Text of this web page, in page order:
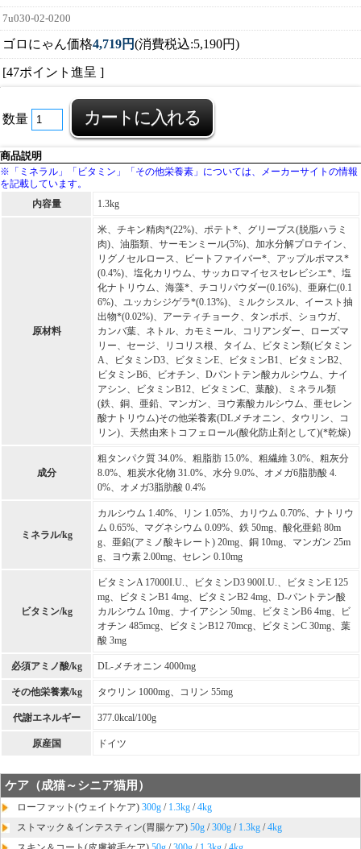
7u030-02-0200
ゴロにゃん価格4,719円(消費税込:5,190円)
[47ポイント進呈 ]
数量
商品説明
※「ミネラル」「ビタミン」「その他栄養素」については、メーカーサイトの情報
を記載しています。
内容量
1.3kg
原材料
米、チキン精肉*(22%)、ポテト*、グリーブス(脱脂ハラミ
肉)、油脂類、サーモンミール(5%)、加水分解プロテイン、
リグノセルロース、ビートファイバー*、アップルポマス*
(0.4%)、塩化カリウム、サッカロマイセスセレビシエ*、塩
化ナトリウム、海藻*、チコリパウダー(0.16%)、亜麻仁(0.1
6%)、ユッカシジゲラ*(0.13%)、ミルクシスル、イースト抽
出物*(0.02%)、アーティチョーク、タンポポ、ショウガ、
カンバ葉、ネトル、カモミール、コリアンダー、ローズマ
リー、セージ、リコリス根、タイム、ビタミン類(ビタミン
A、ビタミンD3、ビタミンE、ビタミンB1、ビタミンB2、
ビタミンB6、ビオチン、Dパントテン酸カルシウム、ナイ
アシン、ビタミンB12、ビタミンC、葉酸)、ミネラル類
(鉄、銅、亜鉛、マンガン、ヨウ素酸カルシウム、亜セレン
酸ナトリウム)その他栄養素(DLメチオニン、タウリン、コ
リン)、天然由来トコフェロール(酸化防止剤として)(*乾燥)
成分
粗タンパク質 34.0%、粗脂肪 15.0%、粗繊維 3.0%、粗灰分
8.0%、粗炭水化物 31.0%、水分 9.0%、オメガ6脂肪酸 4.
0%、オメガ3脂肪酸 0.4%
ミネラル/kg
カルシウム 1.40%、リン 1.05%、カリウム 0.70%、ナトリウ
ム 0.65%、マグネシウム 0.09%、鉄 50mg、酸化亜鉛 80m
g、亜鉛(アミノ酸キレート) 20mg、銅 10mg、マンガン 25m
g、ヨウ素 2.00mg、セレン 0.10mg
ビタミン/kg
ビタミンA 17000I.U.、ビタミンD3 900I.U.、ビタミンE 125
mg、ビタミンB1 4mg、ビタミンB2 4mg、D-パントテン酸
カルシウム 10mg、ナイアシン 50mg、ビタミンB6 4mg、ビ
オチン 485mcg、ビタミンB12 70mcg、ビタミンC 30mg、葉
酸 3mg
必須アミノ酸/kg DL-メチオニン 4000mg
その他栄養素/kg タウリン 1000mg、コリン 55mg
代謝エネルギー 377.0kcal/100g
原産国 ドイツ
ケア（成猫～シニア猫用）
ローファット(ウェイトケア) 300g / 1.3kg /4kg
ストマック＆インテスティン(胃腸ケア) 50g /300g / 1.3kg /4kg